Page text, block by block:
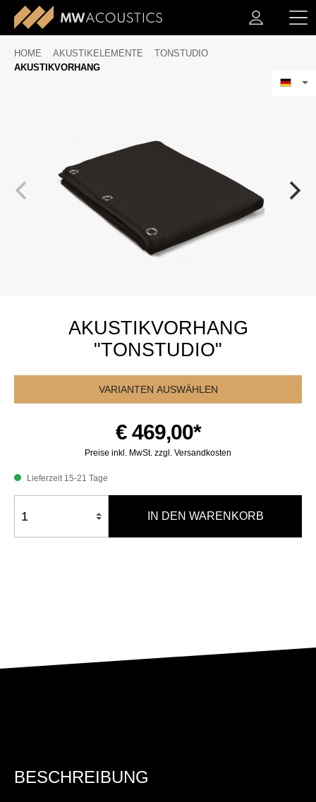
HOME AKUSTIKELEMENTE
TONSTUDIO
AKUSTIKVORHANG
AKUSTIKVORHANG
"TONSTUDIO"
VARIANTEN AUSWÄHLEN
€ 469,00*
Preise inkl. MwSt. zzgl. Versandkosten
Lieferzeit 15-21 Tage
IN DEN WARENKORB
BESCHREIBUNG